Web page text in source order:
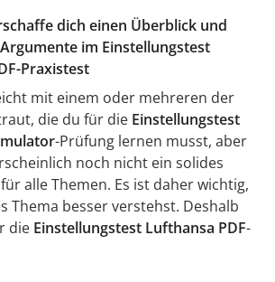
dich einen Überblick und
im Einstellungstest
Praxistest
mit einem oder mehreren der
die du für die Einstellungstest
-Prüfung lernen musst, aber
noch nicht ein solides
alle Themen. Es ist daher wichtig,
Thema besser verstehst. Deshalb
die Einstellungstest Lufthansa PDF-